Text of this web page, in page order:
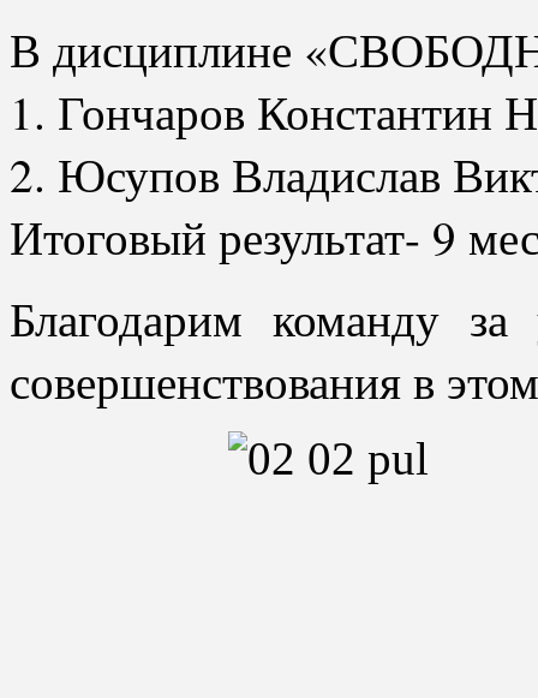
В дисциплине
1. Гончаров Константин
2. ⁠Юсупов Владислав
Итоговый результат- 9
Благодарим команду за
совершенствования в